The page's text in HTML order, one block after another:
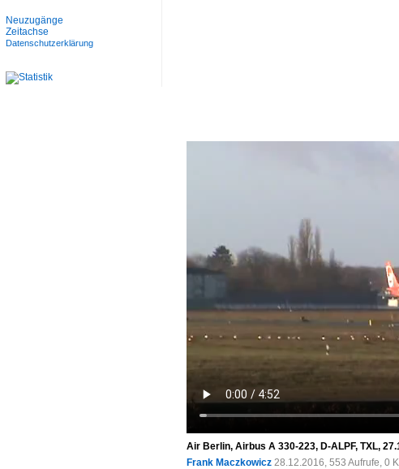
Air Berlin, Airbus A 330-223, D-ALPF, TXL,
Frank Maczkowicz 28.12.2016, 553 Aufrufe, 0
Neuzugänge
Zeitachse
Datenschutzerklärung